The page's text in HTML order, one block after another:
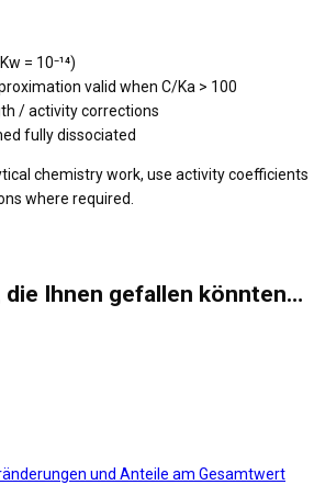
= 10⁻¹⁴)
valid when C/Ka > 100
/ activity corrections
fully dissociated
chemistry work, use activity coefficients
where required.
die Ihnen gefallen könnten…
und Anteile am Gesamtwert